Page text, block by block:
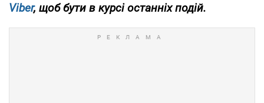
Viber, щоб бути в курсі останніх подій.